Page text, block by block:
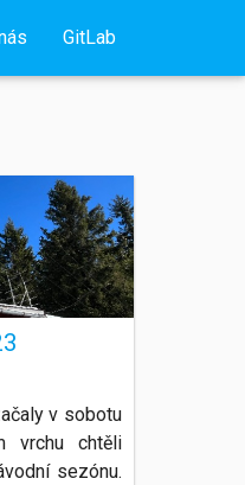
GitLab
v sobotu
vrchu chtěli
sezónu.